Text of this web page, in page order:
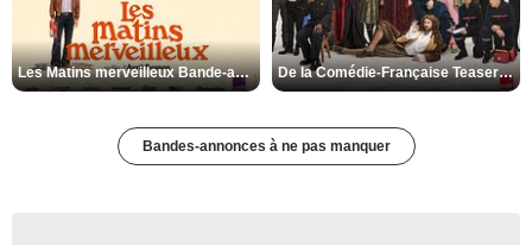
Les Matins merveilleux Bande-annonce VF De la Comédie-Française Teaser VF
Bandes-annonces à ne pas manquer